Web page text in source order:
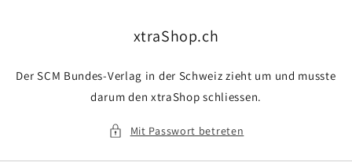
xtraShop.ch
Der SCM Bundes-Verlag in der Schweiz zieht um und musste
darum den xtraShop schliessen.
Mit Passwort betreten